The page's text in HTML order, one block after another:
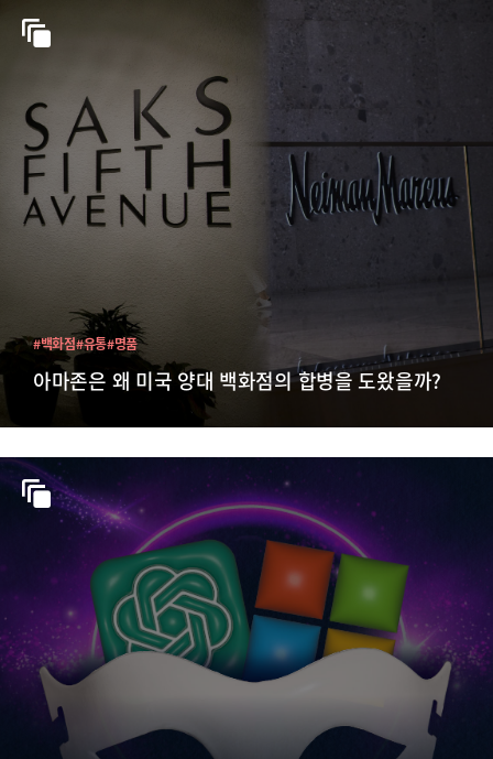
아마존은 왜 미국 양대 백화점의 합병을 도왔을까?
#백화점#유통#명품